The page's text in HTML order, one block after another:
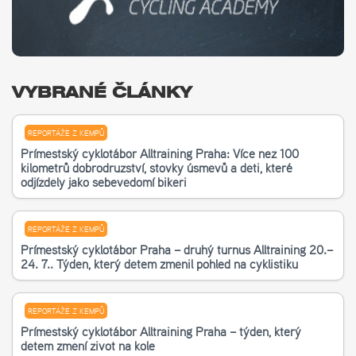
VYBRANÉ ČLÁNKY
REPORTÁŽE Z KEMPŮ
Příměstský cyklotábor Alltraining Praha: Více než 100
kilometrů dobrodružství, stovky úsměvů a děti, které
odjížděly jako sebevědomí bikeři
REPORTÁŽE Z KEMPŮ
Příměstský cyklotábor Praha – druhý turnus Alltraining 20.–
24. 7.. Týden, který dětem změnil pohled na cyklistiku
REPORTÁŽE Z KEMPŮ
Příměstský cyklotábor Alltraining Praha – týden, který
dětem změní život na kole